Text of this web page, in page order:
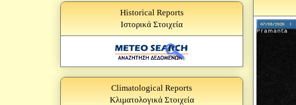
Historical Reports
Ιστορικά Στοιχεία
Climatological Reports
Κλιματολογικά Στοιχεία